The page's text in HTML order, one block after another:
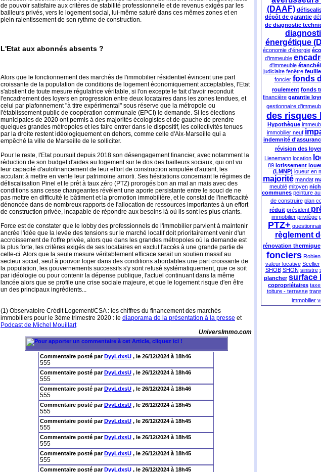
de pouvoir satisfaire aux critères de stabilité professionnelle et de revenus exigés par les
bailleurs privés, vers le logement social, lui-même saturé dans ces mêmes zones et en
plein ralentissement de son rythme de construction.
L'Etat aux abonnés absents ?
Alors que le fonctionnement des marchés de l'immobilier résidentiel évincent une part
croissante de la population de conditions de logement économiquement acceptables, l'Etat
s'abstient de toute mesure régulatrice véritable, si l'on excepte le fait d'avoir reconduit
l'encadrement des loyers en progression entre deux locataires dans les zones tendues, et
celui par plafonnement "à titre expérimental" sous réserve que la métropole ou
l'établissement public de coopération communale (EPCI) le demande. Si les élections
municipales de 2020 ont permis à des majorités écologistes et de gauche de prendre
quelques grandes métropoles et les faire entrer dans le dispositif, les collectivités tenues
par la droite restent idéologiquement en dehors, comme celle d'Aix-Marseille qui a
empêché la ville de Marseille de le solliciter.
Pour le reste, l'Etat poursuit depuis 2018 son désengagement financier, avec notamment la
réduction de son budget d'aides au logement sur le dos des bailleurs sociaux, qui ont vu
leur capacité d'autofinancement de leur effort de construction amputée d'autant, les
acculant à mettre en vente leur patrimoine amorti. Ses hésitations concernant le régimes de
défiscalisation Pinel et le prêt à taux zéro (PTZ) prorogés bon an mal an mais avec des
conditions sans cesse changeantes révèlent une aporie persistante entre le souci de ne
pas mettre en difficulté le bâtiment et la promotion immobilière, et le constat de l'inefficacité
dénoncée dans de nombreux rapports de l'allocation de ressources importantes à un effort
de construction privée, incapable de répondre aux besoins là où ils sont les plus criants.
Force est de constater que le lobby des professionnels de l'immobilier parvient à maintenir
ancrée l'idée que la levée des tensions sur le marché locatif doit prioritairement venir d'un
accroissement de l'offre privée, alors que dans les grandes métropoles où la demande est
la plus forte, les critères exigés de ses locataires en exclut l'accès à une grande partie de
celle-ci. Alors que la seule mesure véritablement efficace serait un soutien massif au
secteur social, seul à pouvoir loger dans des conditions abordables une part croissante de
la population, les gouvernements successifs s'y sont refusé systématiquement, que ce soit
par idéologie ou pour contenir la dépense publique, l'actuel continuant dans la même
lancée alors que se profile une crise sociale majeure, et que le logement risque d'en être
un des principaux ingrédients...
(1) Observatoire Crédit Logement/CSA : les chiffres du financement des marchés
immobiliers pour le 3ème trimestre 2020 : le diaporama de la présentation à la presse et
Podcast de Michel Mouillart
UniversImmo.com
Commentaire posté par DyyLdxsU , le 26/12/2024 à 18h46
555
Commentaire posté par DyyLdxsU , le 26/12/2024 à 18h46
555
Commentaire posté par DyyLdxsU , le 26/12/2024 à 18h46
555
Commentaire posté par DyyLdxsU , le 26/12/2024 à 18h45
555
Commentaire posté par DyyLdxsU , le 26/12/2024 à 18h45
555
Commentaire posté par DyyLdxsU , le 26/12/2024 à 18h45
555
Commentaire posté par DyyLdxsU , le 26/12/2024 à 18h45
555
Commentaire posté par DyyLdxsU , le 26/12/2024 à 18h45
(DAAF)
dépôt de garantie
de diagnostic
énergétique
économie d'énergie
d'immeuble
d'immeuble
judiciaire fenêtre
foncier fonds
roulement fonds
financière garantie
gestionnaire
des risques
Hypothèque
immobilier neuf
indemnité
révision des
Lienemann location
89 lotissement
(LMNP) loueur en
majorité mandat
meublé mitoyen
communes peinture
de construire plan
réduit président
immobilier privilège
PTZ+
règlement
rénovation thermique
fonciers Robien
valeur locative Scellier
SHOB SHON sinistre
plancher surface
copropriétaires
toiture - terrasse
immobilier